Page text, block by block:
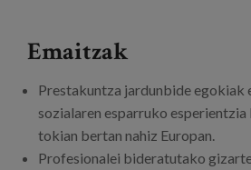
Emaitzak
Prestakuntza jardunbide egokiak
sozialaren esparruko
tokian bertan nahiz Europan.
Profesionalei bideratutako